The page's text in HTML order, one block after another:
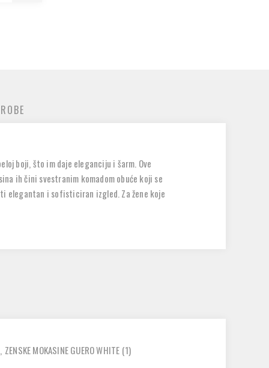
boji, što im daje eleganciju i šarm. Ove
ih čini svestranim komadom obuće koji se
elegantan i sofisticiran izgled. Za žene koje
, ZENSKE MOKASINE GUERO WHITE (1)